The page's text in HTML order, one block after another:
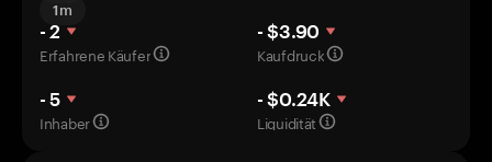
1m
- 2
Erfahrene Käufer
- $3.90
Kaufdruck
- 5
Inhaber
- $0.24K
Liquidität